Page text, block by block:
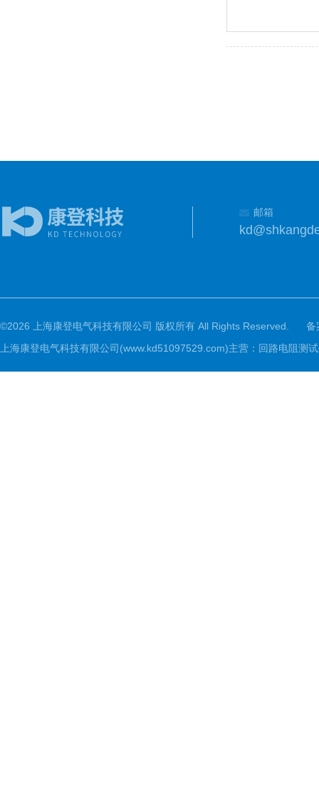
邮箱
©2026 上海康登电气科技有限公司 版权所有 All Rights Reserved.
备
上海康登电气科技有限公司(www.kd51097529.com)主营：回路电阻